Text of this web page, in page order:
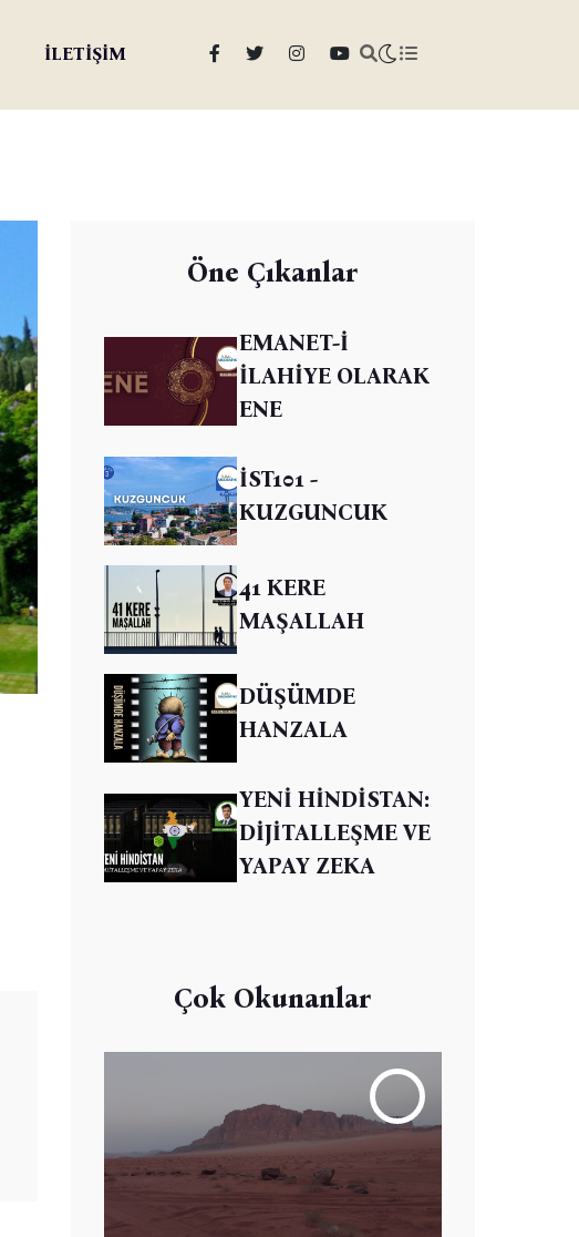
İLETİŞİM
Öne Çıkanlar
EMANET-İ
İLAHİYE OLARAK
ENE
İST101 -
KUZGUNCUK
41 KERE
MAŞALLAH
DÜŞÜMDE
HANZALA
YENİ HİNDİSTAN:
DİJİTALLEŞME VE
YAPAY ZEKA
Çok Okunanlar